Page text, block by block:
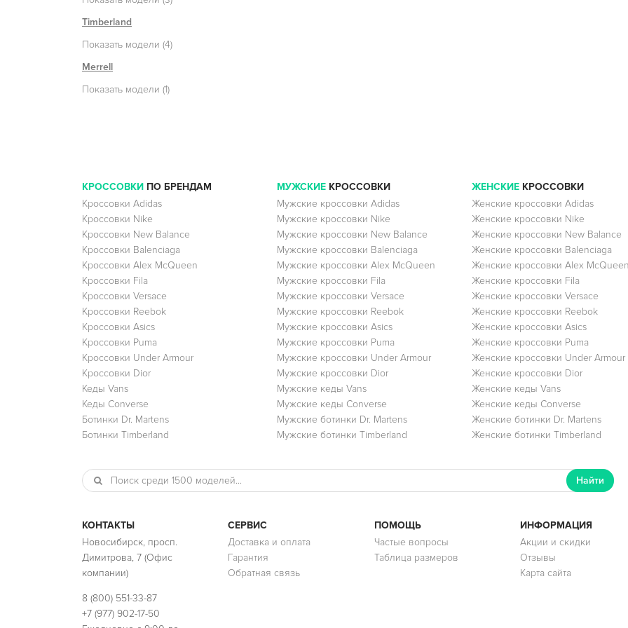
Timberland
Показать модели (4)
Merrell
Показать модели (1)
КРОССОВКИ ПО БРЕНДАМ
Кроссовки Adidas
Кроссовки Nike
Кроссовки New Balance
Кроссовки Balenciaga
Кроссовки Alex McQueen
Кроссовки Fila
Кроссовки Versace
Кроссовки Reebok
Кроссовки Asics
Кроссовки Puma
Кроссовки Under Armour
Кроссовки Dior
Кеды Vans
Кеды Converse
Ботинки Dr. Martens
Ботинки Timberland
МУЖСКИЕКРОССОВКИ
Мужские кроссовки Adidas
Мужские кроссовки Nike
Мужские кроссовки New Balance
Мужские кроссовки Balenciaga
Мужские кроссовки Alex McQueen
Мужские кроссовки Fila
Мужские кроссовки Versace
Мужские кроссовки Reebok
Мужские кроссовки Asics
Мужские кроссовки Puma
Мужские кроссовки Under Armour
Мужские кроссовки Dior
Мужские кеды Vans
Мужские кеды Converse
Мужские ботинки Dr. Martens
Мужские ботинки Timberland
ЖЕНСКИЕКРОССОВКИ
Женские кроссовки Adidas
Женские кроссовки Nike
Женские кроссовки New Balance
Женские кроссовки Balenciaga
Женские кроссовки Alex
Женские кроссовки Fila
Женские кроссовки Versace
Женские кроссовки Reebok
Женские кроссовки Asics
Женские кроссовки Puma
Женские кроссовки Under Armour
Женские кроссовки Dior
Женские кеды Vans
Женские кеды Converse
Женские ботинки Dr. Martens
Женские ботинки Timberland
Найти
КОНТАКТЫ
Новосибирск, просп.
Димитрова, 7 (Офис
компании)
8 (800) 551-33-87
+7 (977) 902-17-50
СЕРВИС
Доставка и оплата
Гарантия
Обратная связь
ПОМОЩЬ
Частые вопросы
Таблица размеров
ИНФОРМАЦИЯ
Акции и скидки
Отзывы
Карта сайта